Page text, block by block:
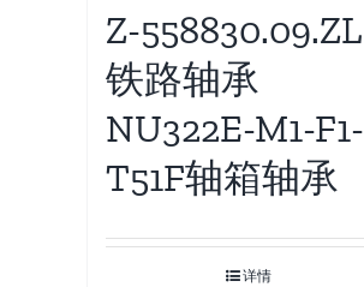
Z-558830.09.ZL
铁路轴承
NU322E-M1-F1-
T51F轴箱轴承
详情